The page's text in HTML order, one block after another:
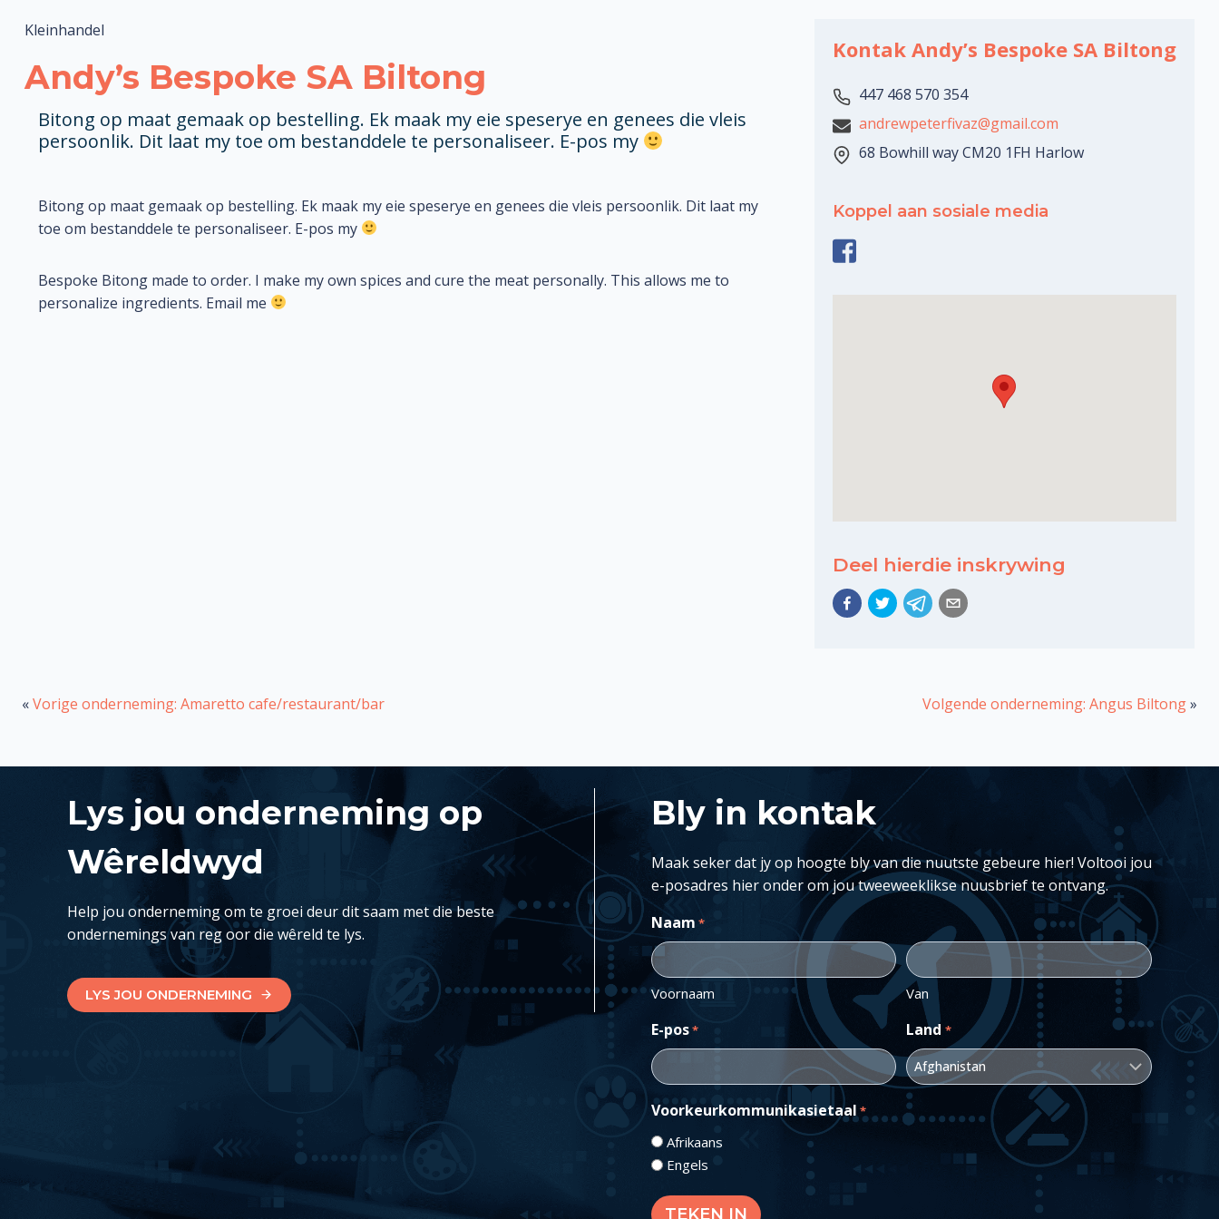
Kleinhandel
Andy’s Bespoke SA Biltong
Bitong op maat gemaak op bestelling. Ek maak my eie speserye en genees die vleis
persoonlik. Dit laat my toe om bestanddele te personaliseer. E-pos my
Bitong op maat gemaak op bestelling. Ek maak my eie speserye en genees die vleis persoonlik. Dit laat my
toe om bestanddele te personaliseer. E-pos my
Bespoke Bitong made to order. I make my own spices and cure the meat personally. This allows me to
personalize ingredients. Email me
Kontak Andy’s Bespoke SA Biltong
447 468 570 354
andrewpeterfivaz@gmail.com
68 Bowhill way CM20 1FH Harlow
Koppel aan sosiale media
Deel hierdie inskrywing
«Vorige onderneming: Amaretto cafe/restaurant/bar Volgende onderneming: Angus Biltong»
Lys jou onderneming op
Wêreldwyd
Help jou onderneming om te groei deur dit saam met die beste
ondernemings van reg oor die wêreld te lys.
LYS JOU ONDERNEMING
Bly in kontak
Maak seker dat jy op hoogte bly van die nuutste gebeure hier! Voltooi jou
e-posadres hier onder om jou tweeweeklikse nuusbrief te ontvang.
Naam *
Voornaam Van
E-pos* Land *
Voorkeurkommunikasietaal *
Afrikaans
Engels